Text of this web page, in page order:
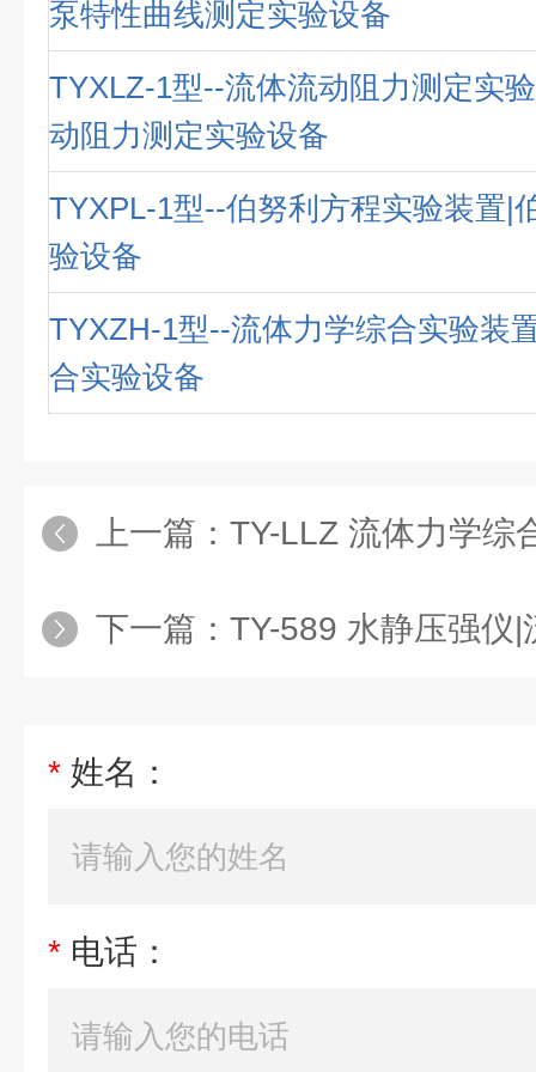
泵特性曲线测定实验设备
TYXLZ-1型--流体流动阻力测定实
动阻力测定实验设备
TYXPL-1型--伯努利方程实验装置|
验设备
TYXZH-1型--流体力学综合实验装
合实验设备
上一篇： TY-LLZ 流体力学综合实
下一篇： TY-589 水静压强仪
* 姓名：
* 电话：